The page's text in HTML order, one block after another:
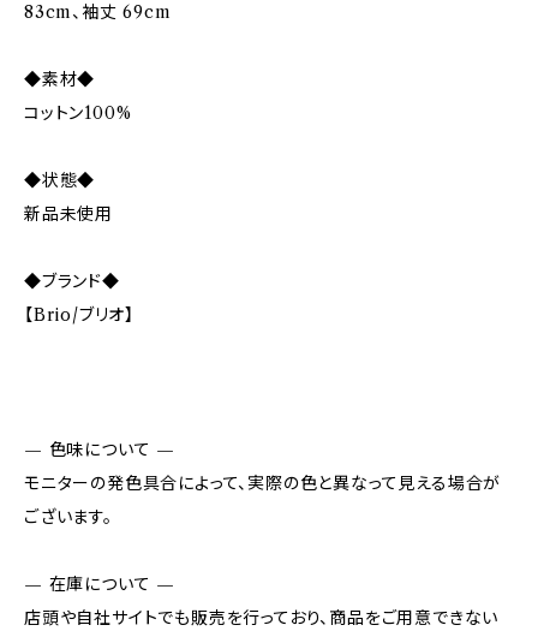
83cm、袖丈 69cm
◆素材◆
コットン100%
◆状態◆
新品未使用
◆ブランド◆
【Brio/ブリオ】
— 色味について —
モニターの発色具合によって、実際の色と異なって見える場合が
ございます。
— 在庫について —
店頭や自社サイトでも販売を行っており、商品をご用意できない